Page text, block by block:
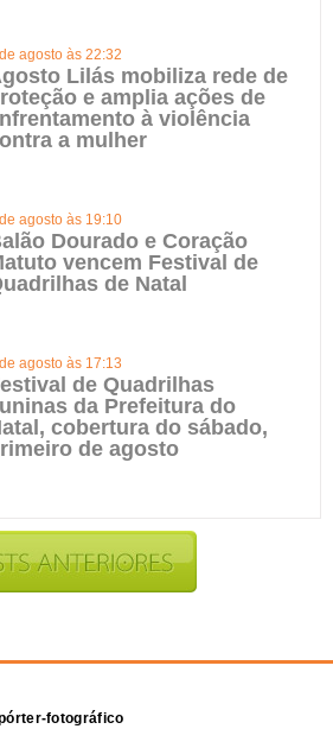
agosto às 22:32
Lilás mobiliza rede de
e amplia ações de
à violência
a mulher
agosto às 19:10
Dourado e Coração
vencem Festival de
de Natal
agosto às 17:13
de Quadrilhas
da Prefeitura do
cobertura do sábado,
de agosto
fotográfico